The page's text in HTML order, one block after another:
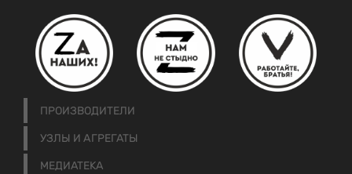
ПРОИЗВОДИТЕЛИ
УЗЛЫ И АГРЕГАТЫ
МЕДИАТЕКА